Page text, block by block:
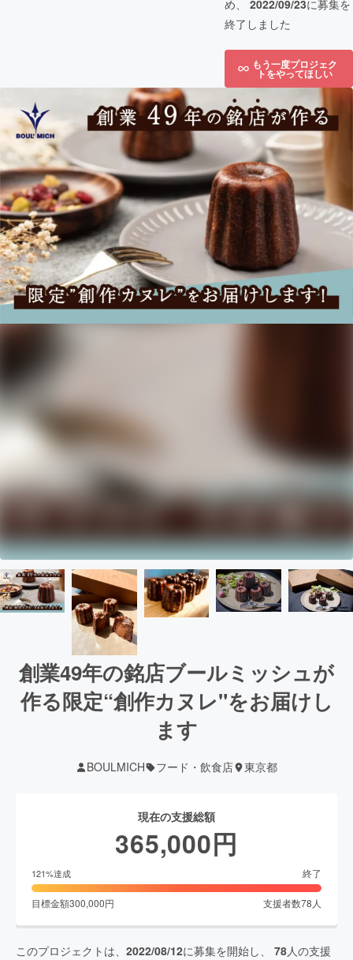
め、 2022/09/23に募集を
終了しました
もう一度プロジェク
トをやってほしい
創業49年の銘店ブールミッシュが
作る限定“創作カヌレ"をお届けし
ます
BOULMICH フード・飲食店 東京都
現在の支援総額
365,000円
121%達成 終了
目標金額300,000円 支援者数78人
このプロジェクトは、 2022/08/12に募集を開始し、 78人の支援